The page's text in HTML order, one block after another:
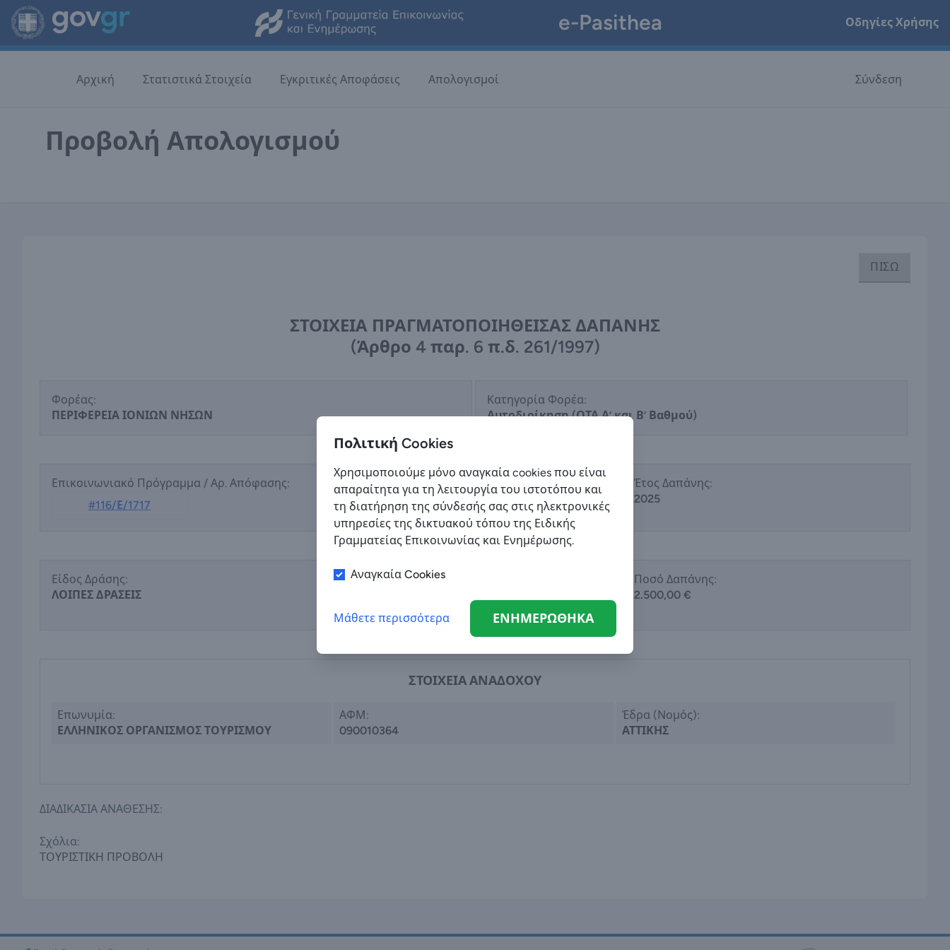
e-Pasithea Οδηγίες Χρήσης
Αρχική Στατιστικά Στοιχεία Εγκριτικές Αποφάσεις Απολογισμοί Σύνδεση
Προβολή Απολογισμού
ΠΙΣΩ
ΣΤΟΙΧΕΙΑ ΠΡΑΓΜΑΤΟΠΟΙΗΘΕΙΣΑΣ ΔΑΠΑΝΗΣ
(Άρθρο 4 παρ. 6 π.δ. 261/1997)
Φορέας:
ΠΕΡΙΦΕΡΕΙΑ ΙΟΝΙΩΝ ΝΗΣΩΝ
Κατηγορία Φορέα:
Αυτοδιοίκηση (ΟΤΑ Α’ και Β’ Βαθμού)
Επικοινωνιακό Πρόγραμμα / Αρ. Απόφασης:
#116/Ε/1717
Έχει γίνει Οριστική Υποβολή:
ΝΑΙ
Έτος Δαπάνης:
2025
Είδος Δράσης:
ΛΟΙΠΕΣ ΔΡΑΣΕΙΣ
Αντικείμενο Διαφημιστικής Δαπάνης:
TRAVEL EXPO CYPRUS ΚΥΠΡΟΣ
Ποσό Δαπάνης:
2.500,00 €
ΣΤΟΙΧΕΙΑ ΑΝΑΔΟΧΟΥ
Επωνυμία:
ΕΛΛΗΝΙΚΟΣ ΟΡΓΑΝΙΣΜΟΣ ΤΟΥΡΙΣΜΟΥ
ΑΦΜ:
090010364
Έδρα (Νομός):
ΑΤΤΙΚΗΣ
ΔΙΑΔΙΚΑΣΙΑ ΑΝΑΘΕΣΗΣ:
Σχόλια:
ΤΟΥΡΙΣΤΙΚΗ ΠΡΟΒΟΛΗ
Πολιτική Cookies
Χρησιμοποιούμε μόνο αναγκαία cookies που είναι
απαραίτητα για τη λειτουργία του ιστοτόπου και
τη διατήρηση της σύνδεσής σας στις ηλεκτρονικές
υπηρεσίες της δικτυακού τόπου της Ειδικής
Γραμματείας Επικοινωνίας και Ενημέρωσης.
Αναγκαία Cookies
Μάθετε περισσότερα ΕΝΗΜΕΡΩΘΗΚΑ